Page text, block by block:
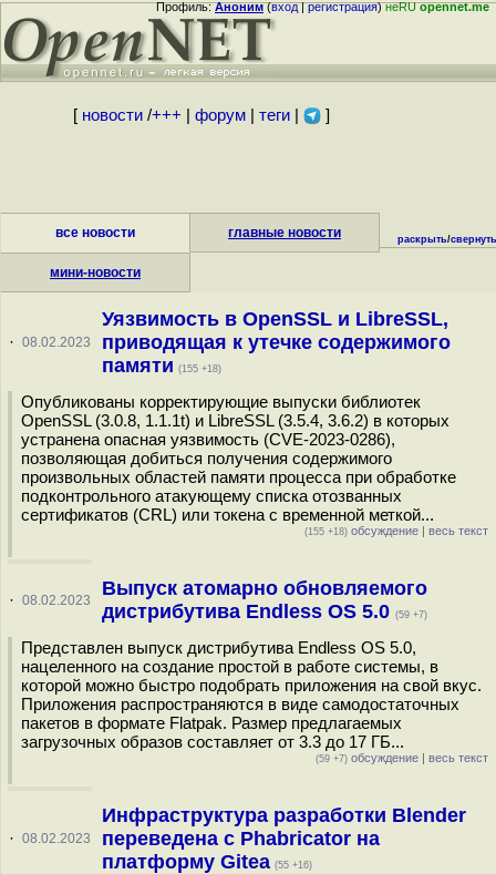
Профиль:Аноним(вход|регистрация)неRUopennet.me
[ новости/+++ форум| теги| ]
все новости главные новости
мини-новости
раскрыть/свернуть
· 08.02.2023
Уязвимость в OpenSSL и LibreSSL,
приводящая к утечке содержимого
памяти (155 +18)
Опубликованы корректирующие выпуски библиотек
OpenSSL (3.0.8, 1.1.1t) и LibreSSL (3.5.4, 3.6.2) в которых
устранена опасная уязвимость (CVE-2023-0286),
позволяющая добиться получения содержимого
произвольных областей памяти процесса при обработке
подконтрольного атакующему списка отозванных
сертификатов (CRL) или токена с временной меткой...
(155 +18) обсуждение | весь текст
· 08.02.2023
Выпуск атомарно обновляемого
дистрибутива Endless OS 5.0 (59 +7)
Представлен выпуск дистрибутива Endless OS 5.0,
нацеленного на создание простой в работе системы, в
которой можно быстро подобрать приложения на свой вкус.
Приложения распространяются в виде самодостаточных
пакетов в формате Flatpak. Размер предлагаемых
загрузочных образов составляет от 3.3 до 17 ГБ...
(59 +7) обсуждение | весь текст
· 08.02.2023
Инфраструктура разработки Blender
переведена c Phabricator на
платформу Gitea (55 +16)